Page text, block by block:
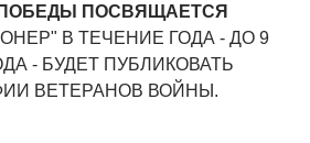
ПОСВЯЩАЕТСЯ
В ТЕЧЕНИЕ ГОДА - ДО 9
- БУДЕТ ПУБЛИКОВАТЬ
ВЕТЕРАНОВ ВОЙНЫ.